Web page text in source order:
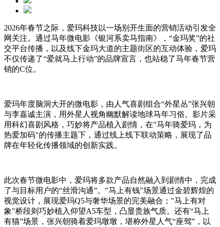
2026年春节之际，爱玛科技以一场别开生面的营销活动引发全
网关注。通过马年微电影《银河系卖马指南》，“金玛奖”的社
交平台传播，以及线下金玛大道的主题街区的互动体验，爱玛
不仅传递了“爱就马上行动”的品牌宣言，也站稳了马年春节营
销的C位。
爱玛年度脑洞大开的微电影，由人气喜剧组合“外星丛”张兴朝
与李嘉诚主演，用外星人视角幽默解读地球马年习俗。影片采
用科幻喜剧风格，巧妙将产品植入剧情，在"马年骑爱玛，为
热爱加码"的传播主题下，通过线上线下联动策略，展现了品
牌在年轻化传播领域的创新实践。
此次春节微电影中，爱玛将多款产品自然融入到剧情中，完成
了与目标用户的“丝滑沟通”。"马上有钱"场景通过金碧辉煌的
视觉设计，展现爱玛Q5与奢华场景的完美融合；"马上有对
象"桥段则巧妙植入仰望A5车型，凸显贵族气质。还有“马上
有猫”场景，张兴朝骑着爱玛墩墩，堪称外星人气“座驾”，以